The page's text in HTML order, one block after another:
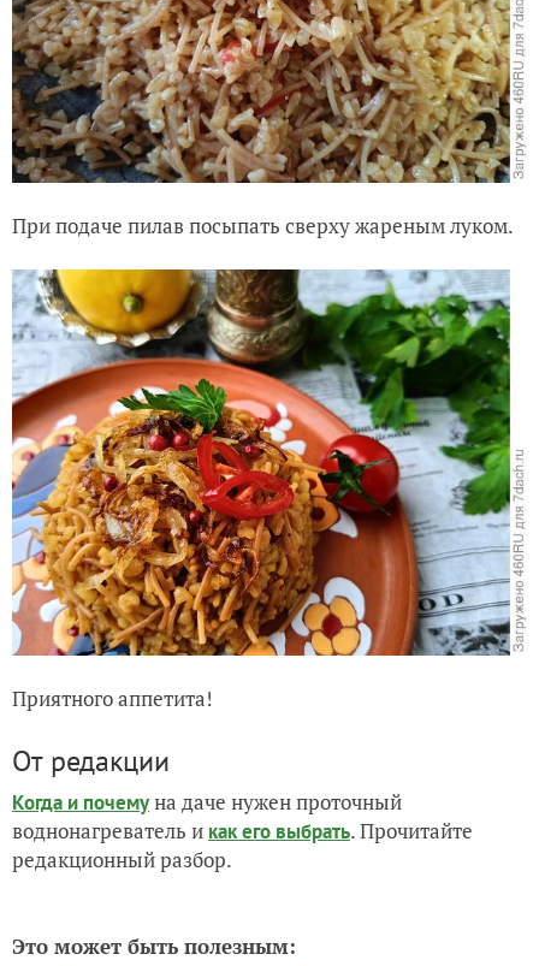
При подаче пилав посыпать сверху жареным луком.
Приятного аппетита!
От редакции
Когда и почемуна даче нужен проточный
воднонагреватель и как его выбрать. Прочитайте
редакционный разбор.
Это может быть полезным: